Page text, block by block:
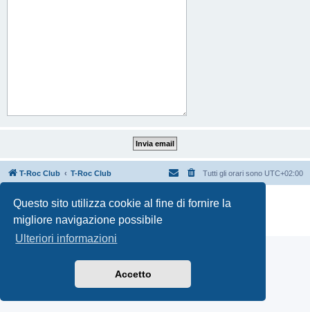
Questo sito utilizza cookie al fine di fornire la
migliore navigazione possibile
Ulteriori informazioni
Accetto
T-Roc Club T-Roc Club Tutti gli orari sono UTC+02:00
Creato da
® Forum Software © phpBB Limited
Privacy|Condizioni